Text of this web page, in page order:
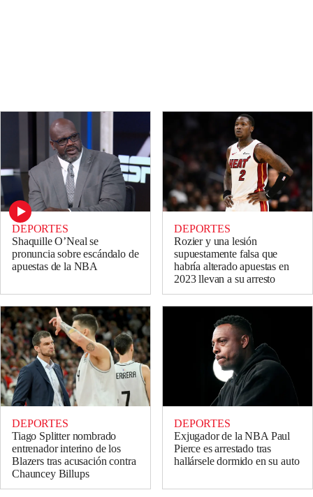
DEPORTES
Shaquille O’Neal se
pronuncia sobre escándalo de
apuestas de la NBA
DEPORTES
Rozier y una lesión
supuestamente falsa que
habría alterado apuestas en
2023 llevan a su arresto
DEPORTES
Tiago Splitter nombrado
entrenador interino de los
Blazers tras acusación contra
Chauncey Billups
DEPORTES
Exjugador de la NBA Paul
Pierce es arrestado tras
hallársele dormido en su auto